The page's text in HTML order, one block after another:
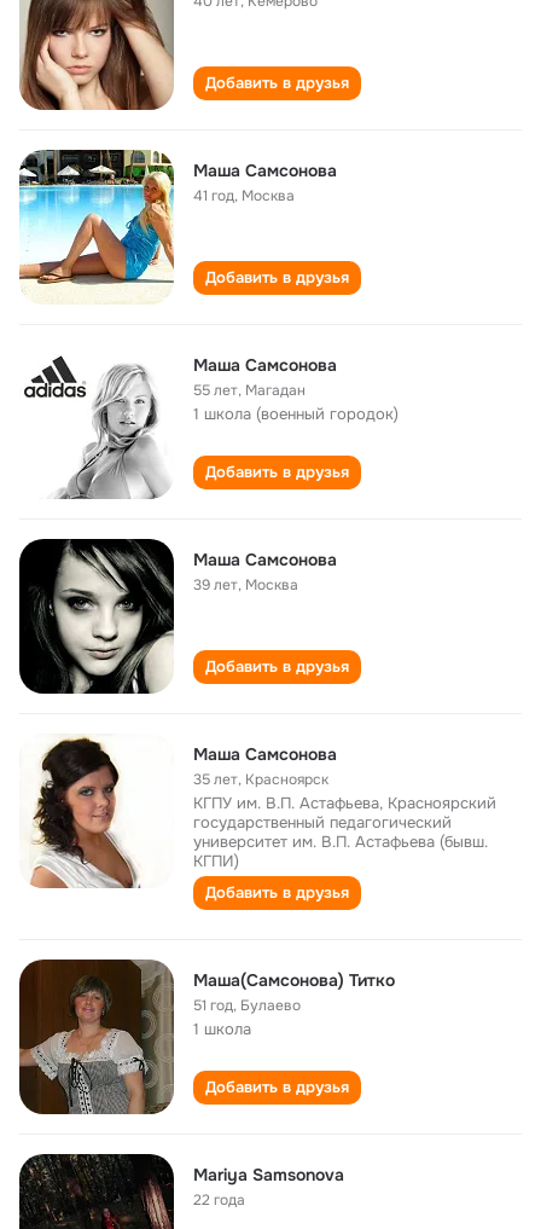
Добавить в друзья
Маша Самсонова
41 год, Москва
Добавить в друзья
Маша Самсонова
55 лет, Магадан
1 школа (военный городок)
Добавить в друзья
Маша Самсонова
39 лет, Москва
Добавить в друзья
Маша Самсонова
35 лет, Красноярск
КГПУ им. В.П. Астафьева, Красноярский
государственный педагогический
университет им. В.П. Астафьева (бывш.
КГПИ)
Добавить в друзья
Маша(Самсонова) Титко
51 год, Булаево
1 школа
Добавить в друзья
Mariya Samsonova
22 года